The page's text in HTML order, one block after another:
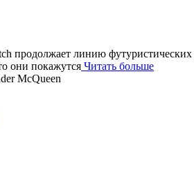
продолжает линию
они покажутся Читать больше